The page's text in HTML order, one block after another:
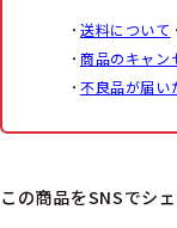
送料について
商品のキャン
不良品が届い
この商品をSNSでシ